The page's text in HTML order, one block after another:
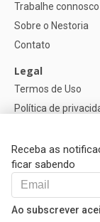
Receba as
ficar sabendo
Ao subscrever
Trabalhe connosco
Sobre o Nestoria
Contato
Legal
Termos de Uso
Política de
Configurações de
Ajuda
FAQ
Nossos Parceiros